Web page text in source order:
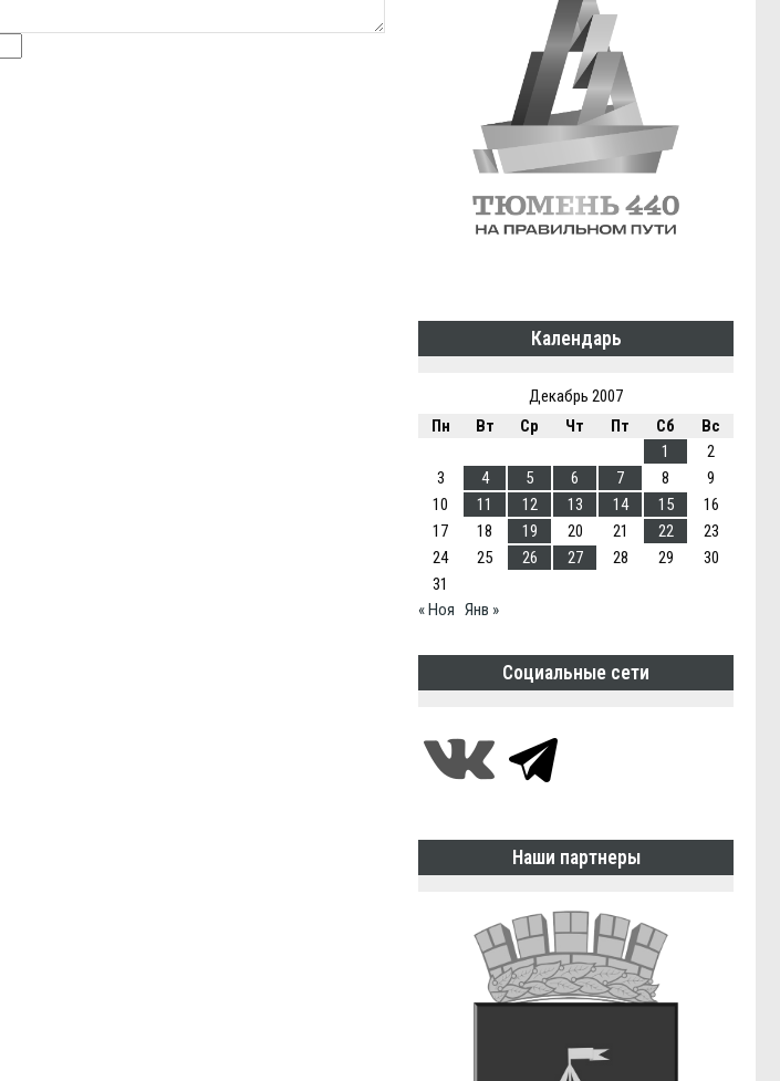
Календарь
Декабрь 2007
Пн
Вт Ср Чт Пт Сб
Вс
1
2
3
4 5 6 7 8
9
10
11 12 13 14 15
16
17
18 19 20 21 22
23
24
25 26 27 28 29
30
31
« Ноя Янв »
Социальные сети
Наши партнеры